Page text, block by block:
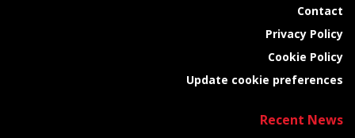
Contact
Privacy Policy
Cookie Policy
Update cookie preferences
Recent News